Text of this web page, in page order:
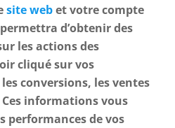
site webet votre compte
d’obtenir des
les actions des
cliqué sur vos
conversions, les ventes
informations vous
performances de vos